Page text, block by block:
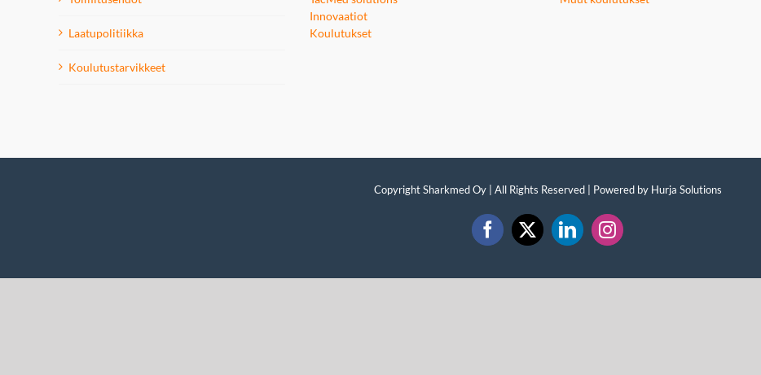
Laatupolitiikka
Koulutustarvikkeet
Innovaatiot
Koulutukset
Copyright Sharkmed Oy | All Rights Reserved | Powered by Hurja Solutions
Facebook
X LinkedInInstagram